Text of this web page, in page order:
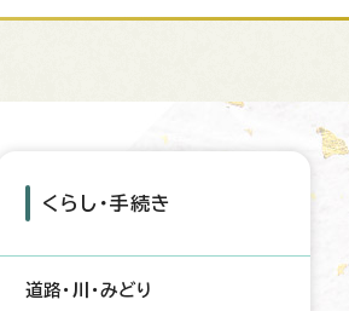
くらし・手続き
道路・川・みどり